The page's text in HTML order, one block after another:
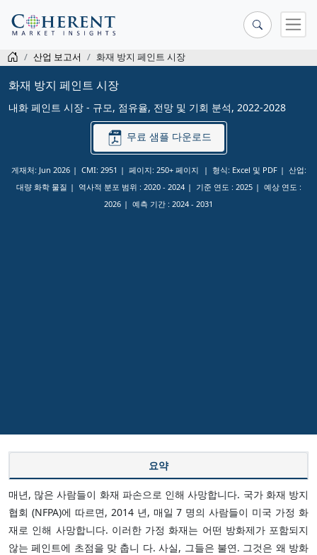
산업 보고서 화재 방지 페인트 시장
화재 방지 페인트 시장
내화 페인트 시장 - 규모, 점유율, 전망 및 기회 분석, 2022-2028
무료 샘플 다운로드
게재처: Jun 2026 CMI: 2951 페이지: 250+ 페이지 형식: Excel 및 PDF
산업:
대량 화학 물질
역사적 분포 범위 : 2020 - 2024 기준 연도 : 2025
예상 연도 :
2026
예측 기간 : 2024 - 2031
요약
매년, 많은 사람들이 화재 파손으로 인해 사망합니다. 국가 화재 방지
협회 (NFPA)에 따르면, 2014 년, 매일 7 명의 사람들이 미국 가정 화
재로 인해 사망합니다. 이러한 가정 화재는 어떤 방화제가 포함되지
않는 페인트에 초점을 맞 춥니 다. 사실, 그들은 불연. 그것은 왜 방화